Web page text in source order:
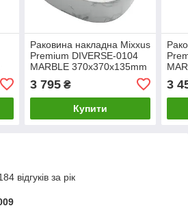
Раковина накладна Mixxus
Premium DIVERSE-0104
MARBLE 370х370х135mm
3 795₴
Купити
3
відгуків за рік